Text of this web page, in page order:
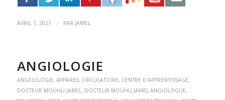
AVRIL 1, 2021 / PAR JAMEL
ANGIOLOGIE
ANGEIOLOGIE, APPAREIL CIRCULATOIRE, CENTRE D'APPRENTISSAGE,
DOCTEUR MOUHLI JAMEL, DOCTEUR MOUHLI JAMEL ANGIOLOGUE,